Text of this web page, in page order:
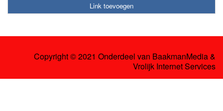
Link toevoegen
Copyright © 2021 Onderdeel van BaakmanMedia&
Vrolijk Internet Services